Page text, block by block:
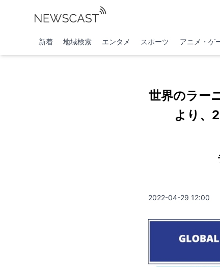
新着 地域検索 エンタメ スポーツ アニメ・ゲ
世界のラー
より、
2022-04-29 12:00